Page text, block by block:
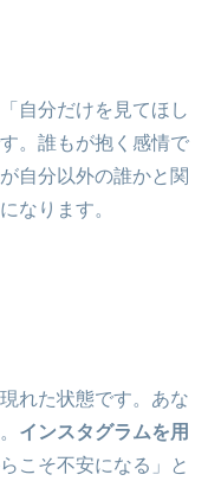
自分だけを見てほし
。誰もが抱く感情で
自分以外の誰かと関
なります。
れた状態です。あな
インスタグラムを用
らこそ不安になる」と